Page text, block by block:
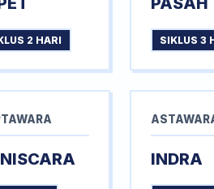
2 HARI SIKLUS 3
INDRA